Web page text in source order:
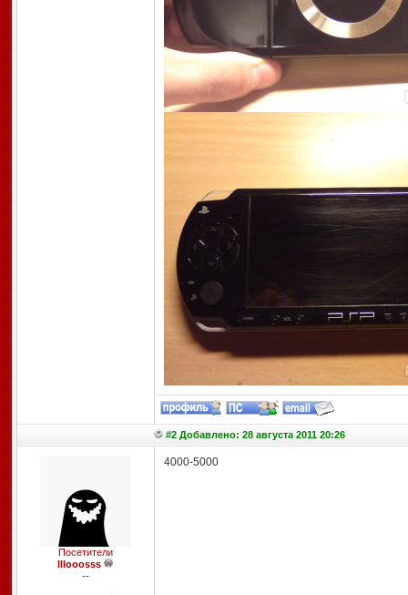
#2 Добавлено: 28 августа 2011 20:26
Посетители
lllooosss
--
4000-5000